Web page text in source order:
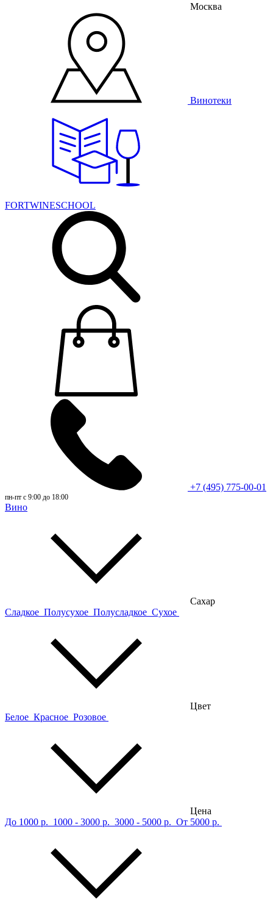
Москва
Винотеки
FORTWINESCHOOL
+7 (495) 775-00-01
пн-пт с 9:00 до 18:00
Вино
Сахар
Сладкое Полусухое Полусладкое Сухое
Цвет
Белое Красное Розовое
Цена
До 1000 р. 1000 - 3000 р. 3000 - 5000 р. От 5000 р.